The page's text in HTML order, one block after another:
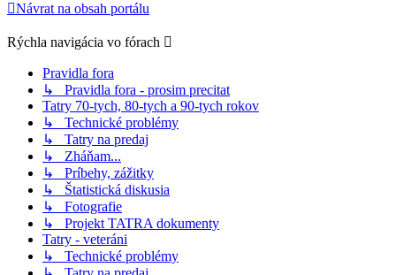
Návrat na obsah portálu
Rýchla navigácia vo fórach
Pravidla fora
↳ Pravidla fora - prosim precitat
Tatry 70-tych, 80-tych a 90-tych rokov
↳ Technické problémy
↳ Tatry na predaj
↳ Zháňam...
↳ Príbehy, zážitky
↳ Štatistická diskusia
↳ Fotografie
↳ Projekt TATRA dokumenty
Tatry - veteráni
↳ Technické problémy